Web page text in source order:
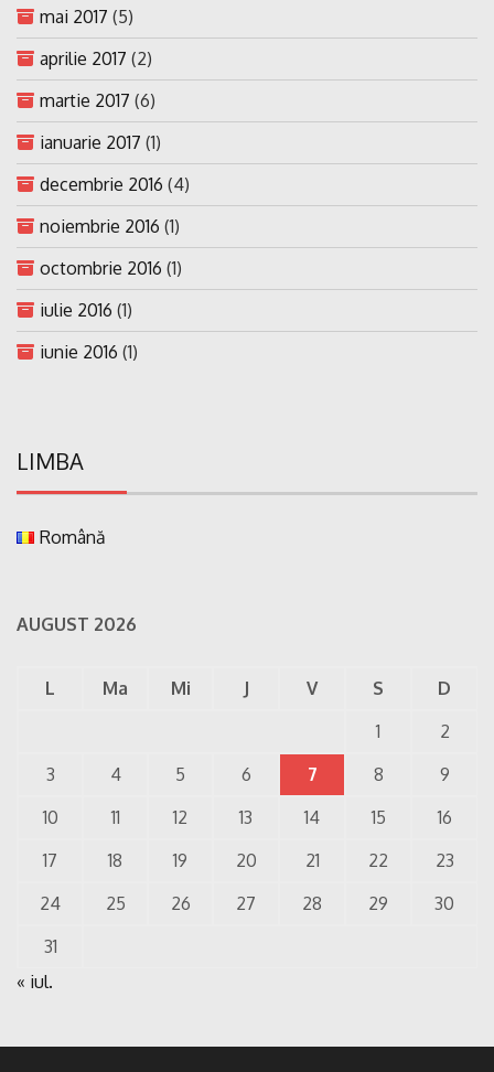
mai 2017 (5)
aprilie 2017 (2)
martie 2017 (6)
ianuarie 2017 (1)
decembrie 2016 (4)
noiembrie 2016 (1)
octombrie 2016 (1)
iulie 2016 (1)
iunie 2016 (1)
LIMBA
Română
AUGUST 2026
L Ma Mi J V S
D
1
2
3
4 5 6 7 8
9
10
11 12 13 14 15
16
17
18 19 20 21 22
23
24
25 26 27 28 29
30
31
« iul.